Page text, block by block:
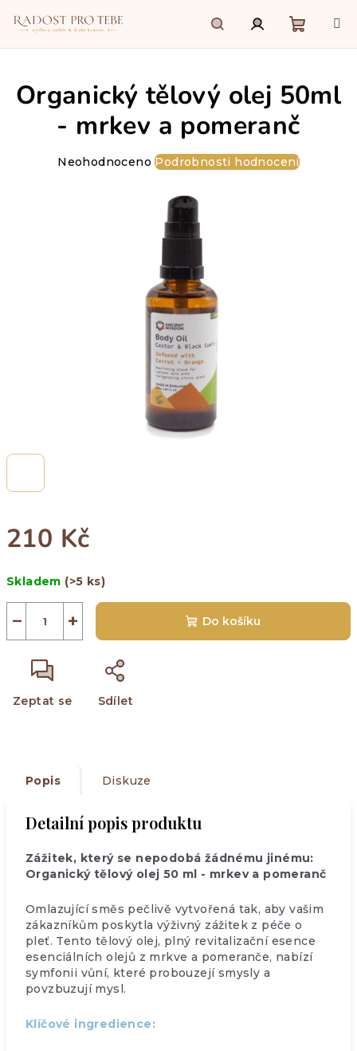
HledatPřihlášení
košík
210 Kč
cena:
Skladem (>5 ks)
+
− Do košíku
Zeptat se Sdílet
Organický tělový olej 50ml
- mrkev a pomeranč
Průměrné
Neohodnoceno Podrobnosti hodnocení
Popis Diskuze
Detailní popis produktu
Zážitek, který se nepodobá žádnému jinému:
Organický tělový olej 50 ml - mrkev a pomeranč
Omlazující směs pečlivě vytvořená tak, aby vašim
zákazníkům poskytla výživný zážitek z péče o
pleť. Tento tělový olej, plný revitalizační esence
esenciálních olejů z mrkve a pomeranče, nabízí
symfonii vůní, které probouzejí smysly a
povzbuzují mysl.
Klíčové ingredience: